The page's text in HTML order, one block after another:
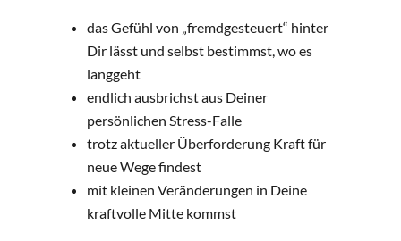
das Gefühl von „fremdgesteuert“ hinter
Dir lässt und selbst bestimmst, wo es
langgeht
endlich ausbrichst aus Deiner
persönlichen Stress-Falle
trotz aktueller Überforderung Kraft für
neue Wege findest
mit kleinen Veränderungen in Deine
kraftvolle Mitte kommst